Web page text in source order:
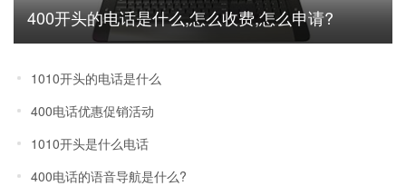
400开头的电话是什么,怎么收费,怎么申请?
1010开头的电话是什么
400电话优惠促销活动
1010开头是什么电话
400电话的语音导航是什么?